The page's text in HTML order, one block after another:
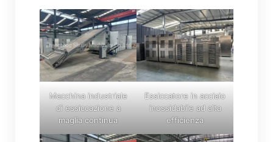
Macchina industriale
di essiccazione a
maglia continua
Essiccatore in acciaio
inossidabile ad alta
efficienza